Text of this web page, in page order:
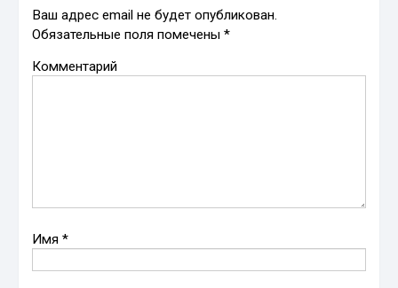
Ваш адрес email не будет опубликован.
Обязательные поля помечены*
Комментарий
Имя*